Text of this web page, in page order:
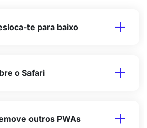
te para baixo
o Safari
outros PWAs